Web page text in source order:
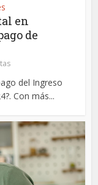
en
de
del Ingreso
Con más...